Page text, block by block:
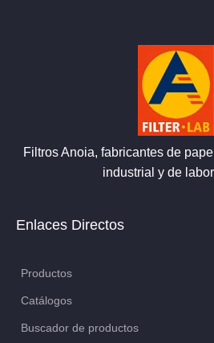
Filtros Anoia, fabricantes de
industrial y de
Enlaces Directos
Productos
Catálogos
Buscador de productos